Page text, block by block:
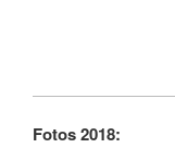
Fotos 2018: